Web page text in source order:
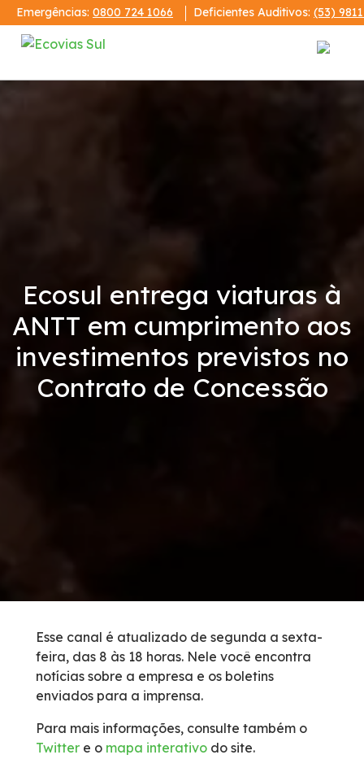
Emergências: 0800 724 1066 Deficientes Auditivos: (53)
Demonstrações Financeiras
Código de Conduta
Condições da Via
Inspeção de Tráfego
Guincho
Socorro Médico
Ecosul entrega viaturas à
ANTT em cumprimento aos
investimentos previstos no
Contrato de Concessão
Esse canal é atualizado de segunda a sexta-
feira, das 8 às 18 horas. Nele você encontra
notícias sobre a empresa e os boletins
enviados para a imprensa.
Para mais informações, consulte também o
Twitter e o mapa interativo do site.